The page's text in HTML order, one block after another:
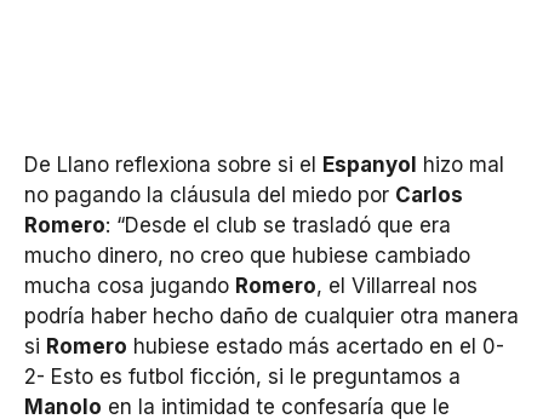
De Llano reflexiona sobre si el Espanyol
hizo mal
no pagando la cláusula del miedo por Carlos
Romero: “Desde el club se trasladó que era
mucho dinero, no creo que hubiese cambiado
mucha cosa jugando Romero, el Villarreal nos
podría haber hecho daño de cualquier otra manera
si Romero hubiese estado más acertado en el 0-
2- Esto es futbol ficción, si le preguntamos a
Manolo en la intimidad te confesaría que le